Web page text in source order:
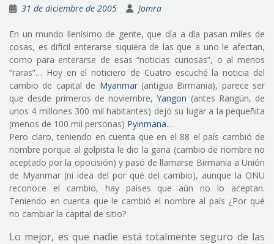
31 de diciembre de 2005 Jomra
En un mundo llenísimo de gente, que día a día pasan miles de
cosas, es difícil enterarse siquiera de las que a uno le afectan,
como para enterarse de esas “noticias curiosas”, o al menos
“raras”… Hoy en el noticiero de Cuatro escuché la noticia del
cambio de capital de Myanmar(antigua Birmania), parece ser
que desde primeros de noviembre,Yangon (antes Rangún, de
unos 4 millones 300 mil habitantes) dejó su lugar a la pequeñita
(menos de 100 mil personas) Pyinmana…
Pero claro, teniendo en cuenta que en el 88 el país cambió de
nombre porque al golpista le dio la gana (cambio de nombre no
aceptado por la opocisión) y pasó de llamarse Birmania a Unión
de Myanmar (ni idea del por qué del cambio), aunque la ONU
reconoce el cambio, hay países que aún no lo aceptan.
Teniendo en cuenta que le cambió el nombre al país ¿Por qué
no cambiar la capital de sitio?
Lo mejor, es que nadie está totalmente seguro de las